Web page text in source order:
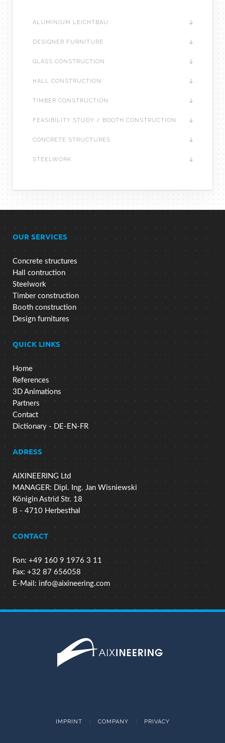
ALUMINIUM LEICHTBAU
DESIGNER FURNITURE
GLASS CONSTRUCTION
HALL CONSTRUCTION
TIMBER CONSTRUCTION
FEASIBILITY STUDY / BOOTH CONSTRUCTION
CONCRETE STRUCTURES
STEELWORK
OUR SERVICES
Concrete structures
Hall contruction
Steelwork
Timber construction
Booth construction
Design furnitures
QUICK LINKS
Home
References
3D Animations
Partners
Contact
Dictionary - DE-EN-FR
ADRESS
AIXINEERING Ltd
MANAGER: Dipl. Ing. Jan Wisniewski
Königin Astrid Str. 18
B - 4710 Herbesthal
CONTACT
Fon: +49 160 9 1976 3 11
Fax: +32 87 656058
E-Mail: info@aixineering.com
IMPRINT COMPANY PRIVACY